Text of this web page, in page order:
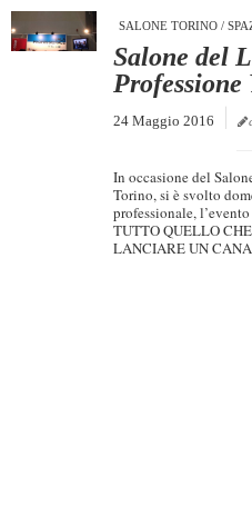
Chi siamo
SALONE TORINO/
Salone del
Professione
24 Maggio 2016
In occasione del
Torino, si è svolto
professionale,
TUTTO QUELLO
LANCIARE UN